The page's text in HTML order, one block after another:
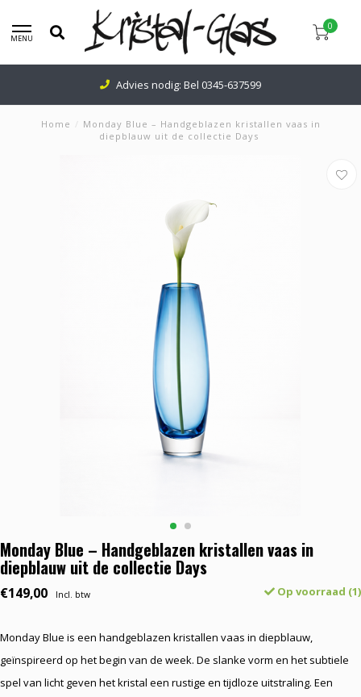
MENU
0
Advies nodig: Bel 0345-637599
Home / Monday Blue – Handgeblazen kristallen vaas in
diepblauw uit de collectie Days
Monday Blue – Handgeblazen kristallen vaas in
diepblauw uit de collectie Days
€149,00 Incl. btw Op voorraad (1)
Monday Blue is een handgeblazen kristallen vaas in diepblauw,
geïnspireerd op het begin van de week. De slanke vorm en het subtiele
spel van licht geven het kristal een rustige en tijdloze uitstraling. Een